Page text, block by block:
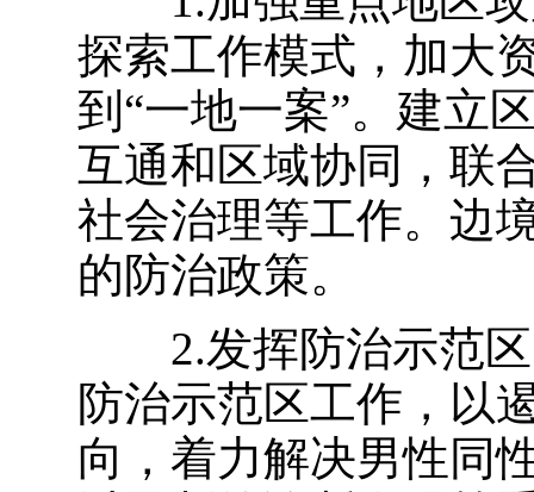
探索工作模式，加大
到 “一地一案”。建立
互通和区域协同，联
社会治理等工作。边
的防治政策。
2.发挥防治示范
防治示范区工作，以
向，着力解决男性同